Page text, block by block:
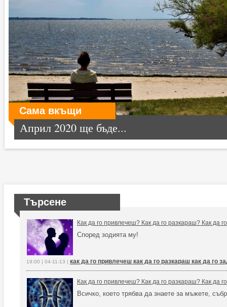
Сама вкъщи
Април 2020 ще бъде...
Търсене
Как да го привлечеш? Как да го разкараш? Как да
Според зодията му!
19:00 | 04-11-13 | как да го привлечеш как да го разкараш как да го
Как да го привлечеш? Как да го разкараш? Как да
Всичко, което трябва да знаете за мъжете,